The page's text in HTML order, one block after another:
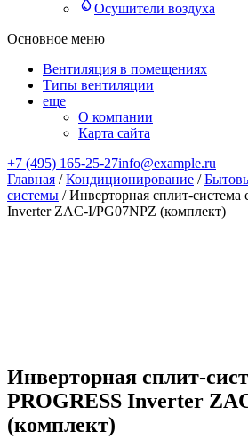
Осушители воздуха
Основное меню
Вентиляция в помещениях
Типы вентиляции
еще
О компании
Карта сайта
+7 (495) 165-25-27info@example.ru
Главная /Кондиционирование /
системы / Инверторная сплит-система
Inverter ZAC-I/PG07NPZ (комплект)
Инверторная сплит-
PROGRESS Inverter
(комплект)